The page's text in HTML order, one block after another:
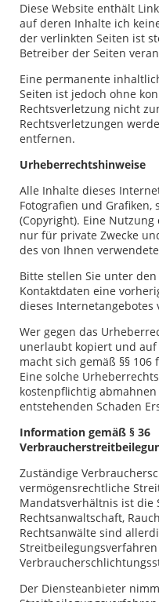
Diese Website enthält
auf deren Inhalte ich
der verlinkten Seiten ist
Betreiber der Seiten
Eine permanente
Seiten ist jedoch ohne
Rechtsverletzung nicht
Rechtsverletzungen
entfernen.
Urheberrechtshinweise
Alle Inhalte dieses
Fotografien und
(Copyright). Eine
nur für private Zwecke
des von Ihnen
Bitte stellen Sie unter
Kontaktdaten eine
dieses Internetangebotes
Wer gegen das
unerlaubt kopiert und auf
macht sich gemäß §§
Eine solche
kostenpflichtig
entstehenden Schaden
Information gemäß § 36
Zuständige
vermögensrechtliche
Mandatsverhältnis ist die
Rechtsanwaltschaft,
Rechtsanwälte sind
Der Diensteanbieter